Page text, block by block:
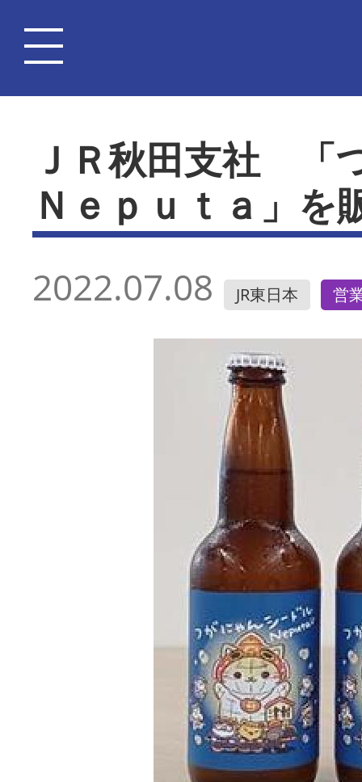
ＪＲ秋田支社
Ｎｅｐｕｔａ」を
2022.07.08 JR東日本 営